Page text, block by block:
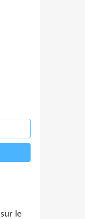
sur le